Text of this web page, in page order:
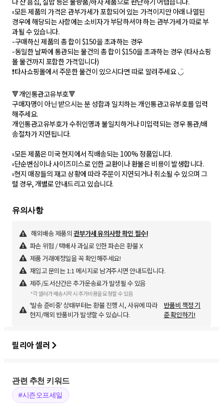
▫️모든 제품의 가격은 관부가세가 포함되어 있는 가격이지만 아래 나열된
경우에 해당되는 사항에는 소비자가 부담하셔야 하는 관부가세가 따로 부
과될 수 있습니다.
-구매하신 제품의 총 합이 $150을 초과하는 경우
-동일한 날짜에 통관되는 물건의 총 합이 $150을 초과하는 경우 (타사쇼핑
몰 물건까지 포함한 가격입니다)
❗️타사쇼핑몰에서 주문한 물건이 있으시다면 따로 알려주세요 ◡̈
🔻개인통관고유부호🔻
구매자명이 아닌 받으시는 분 성함과 일치하는 개인통관고유부호를 입력
해주세요.
개인통관고유부호가 수취인명과 불일치하거나 미입력되는 경우 통관/배
송절차가 지연됩니다.
▫️모든 제품은 미국 현지에서 직배송되는 100% 정품입니다.
▫️단순변심이나 사이즈미스로 인한 교환이나 환불은 비용이 발생합니다.
▫️현지 매장들의 재고 상황에 따라 주문이 지연되거나 취소될 수 있으며 그
럴 경우, 개별로 안내드리고 있습니다.
유의사항
해외배송 제품의 관부가세 유의사항 확인 필수!
파손 위험 / 택배사 과실로 인한 파손은 환불 X
제품 거래예정일을 꼭 확인해주세요!
재입고 문의는 1:1 메시지로 남겨주시면 안내드립니다.
제주/도서산간은 추가운송료가 발생될 수 있음
*각 셀러가 배송시작 시 추가비용을 요청할 수 있음
'발송 준비중' 상태부터는 환불 진행 시, 사유에 따라
현지/해외 반품비가 발생할 수 있습니다.
반품비 책정 기
준 확인하기!
릴리아 셀러
관련 추천 키워드
#시즌오프세일